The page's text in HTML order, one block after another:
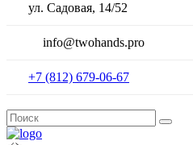
ул. Садовая, 14/52
info@twohands.pro
+7 (812) 679-06-67